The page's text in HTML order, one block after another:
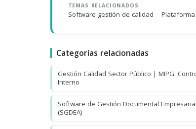
TEMAS RELACIONADOS
Software gestión de calidad ·
Categorías relacionadas
Gestión Calidad Sector Público | MIPG,
Interno
Software de Gestión Documental Empresarial
(SGDEA)